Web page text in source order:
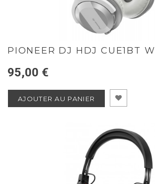
PIONEER DJ HDJ CUE1BT W
95,00 €
AJOUTER AU PANIER